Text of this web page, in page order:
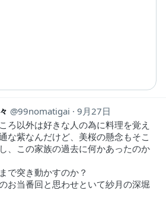
99nomatigai
9月27日
ろ以外は好きな人の為に料理を覚え
な紫なんだけど、美桜の懸念もそこ
、この家族の過去に何かあったのか
で突き動かすのか？
お当番回と思わせといて紗月の深堀